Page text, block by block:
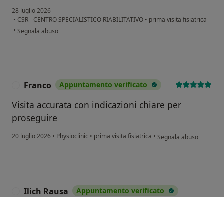
28 luglio 2026
• CSR - CENTRO SPECIALISTICO RIABILITATIVO • prima visita fisiatrica
• secondo l'opinione dell'utente EMIDIO IARUSSI
Segnala abuso
Franco Appuntamento verificato
Visita accurata con indicazioni chiare per
proseguire
20 luglio 2026 • Physioclinic • prima visita fisiatrica • secondo l'opinione
Segnala abuso
Ilich Rausa Appuntamento verificato